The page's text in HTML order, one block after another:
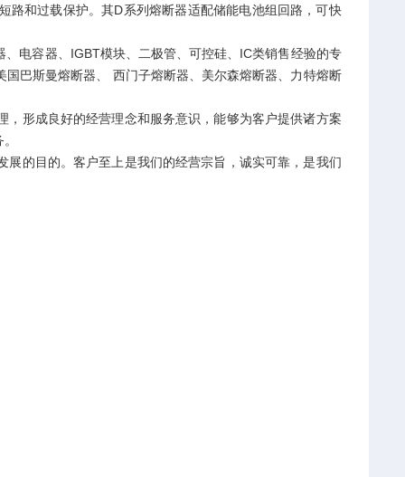
路和过载保护。其D系列熔断器适配储能电池组回路，可快
电容器、IGBT模块、二极管、可控硅、IC类销售经验的专
巴斯曼熔断器、 西门子熔断器、美尔森熔断器、力特熔断
形成良好的经营理念和服务意识，能够为客户提供诸方案
的目的。客户至上是我们的经营宗旨，诚实可靠，是我们